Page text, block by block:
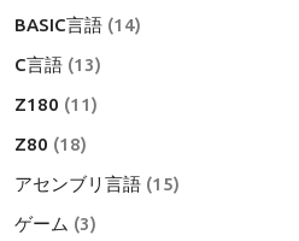
BASIC言語 (14)
C言語 (13)
Z180 (11)
Z80 (18)
アセンブリ言語 (15)
ゲーム (3)